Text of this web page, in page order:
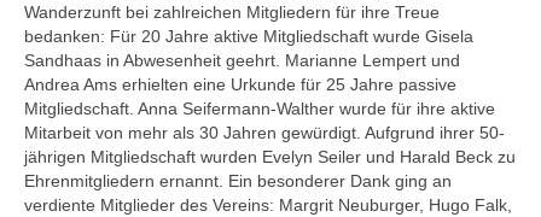
Wanderzunft bei zahlreichen Mitgliedern für ihre Treue
bedanken: Für 20 Jahre aktive Mitgliedschaft wurde Gisela
Sandhaas in Abwesenheit geehrt. Marianne Lempert und
Andrea Ams erhielten eine Urkunde für 25 Jahre passive
Mitgliedschaft. Anna Seifermann-Walther wurde für ihre aktive
Mitarbeit von mehr als 30 Jahren gewürdigt. Aufgrund ihrer 50-
jährigen Mitgliedschaft wurden Evelyn Seiler und Harald Beck zu
Ehrenmitgliedern ernannt. Ein besonderer Dank ging an
verdiente Mitglieder des Vereins: Margrit Neuburger, Hugo Falk,